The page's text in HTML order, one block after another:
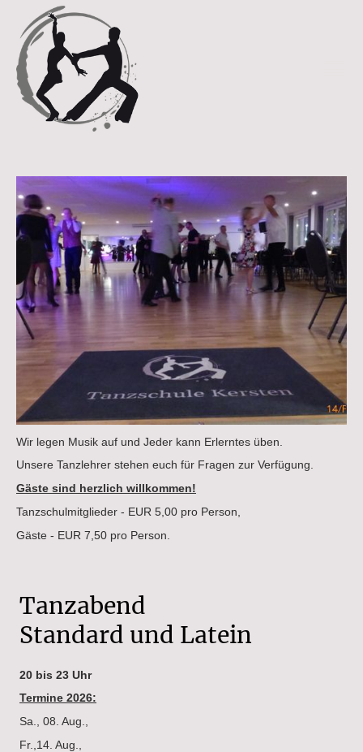
Wir legen Musik auf und Jeder kann Erlerntes üben.
Unsere Tanzlehrer stehen euch für Fragen zur Verfügung.
Gäste sind herzlich willkommen!
Tanzschulmitglieder - EUR 5,00 pro Person,
Gäste - EUR 7,50 pro Person.
Tanzabend
Standard und Latein
20 bis 23 Uhr
Termine 2026:
Sa., 08. Aug.,
Fr.,14. Aug.,